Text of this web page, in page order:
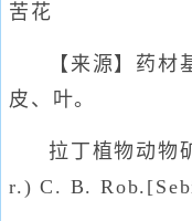
苦花
【来源】药
皮、叶。
拉丁植物动物
r.) C. B.